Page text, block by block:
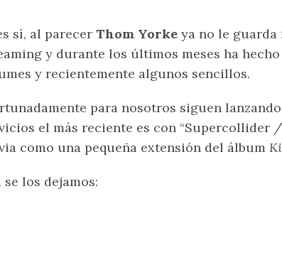
sí, al parecer Thom Yorke ya no le
y durante los últimos meses ha
y recientemente algunos sencillos.
para nosotros siguen
el más reciente es con “Supercollider
como una pequeña extensión del álbum
se los dejamos: